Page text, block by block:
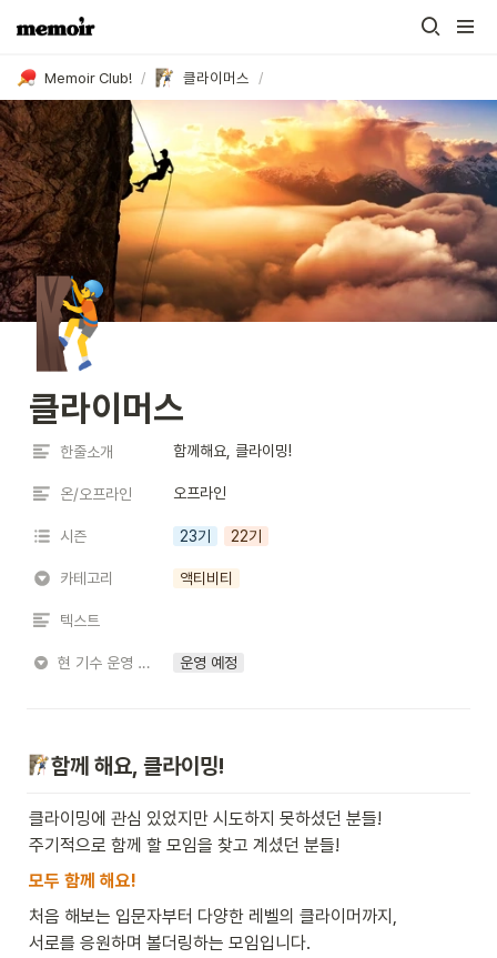
Memoir Club! / 클라이머스 /
🧗
클라이머스
한줄소개 함께해요, 클라이밍!
온/오프라인 오프라인
시즌 23기 22기
카테고리 액티비티
텍스트
현 기수 운영 상황 운영 예정
함께 해요, 클라이밍!
클라이밍에 관심 있었지만 시도하지 못하셨던 분들!
주기적으로 함께 할 모임을 찾고 계셨던 분들!
모두 함께 해요!
처음 해보는 입문자부터 다양한 레벨의 클라이머까지,
서로를 응원하며 볼더링하는 모임입니다.